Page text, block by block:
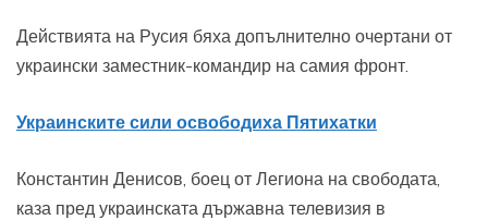
Действията на Русия бяха допълнително очертани от
украински заместник-командир на самия фронт.
Украинските сили освободиха Пятихатки
Константин Денисов, боец от Легиона на свободата,
каза пред украинската държавна телевизия в